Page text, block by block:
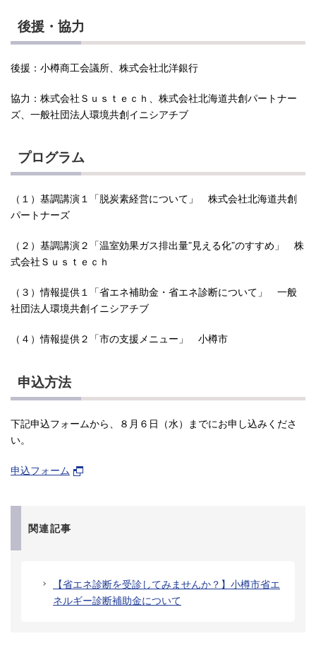
後援・協力
後援：小樽商工会議所、株式会社北洋銀行
協力：株式会社Ｓｕｓｔｅｃｈ、株式会社北海道共創パートナー
ズ、一般社団法人環境共創イニシアチブ
プログラム
（１）基調講演１「脱炭素経営について」 株式会社北海道共創
パートナーズ
（２）基調講演２「温室効果ガス排出量”見える化”のすすめ」 株
式会社Ｓｕｓｔｅｃｈ
（３）情報提供１「省エネ補助金・省エネ診断について」 一般
社団法人環境共創イニシアチブ
（４）情報提供２「市の支援メニュー」 小樽市
申込方法
下記申込フォームから、８月６日（水）までにお申し込みくださ
い。
申込フォーム
関連記事
【省エネ診断を受診してみませんか？】小樽市省エ
ネルギー診断補助金について